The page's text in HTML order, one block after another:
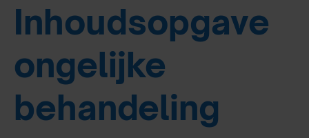
Inhoudsopgave
ongelijke
behandeling